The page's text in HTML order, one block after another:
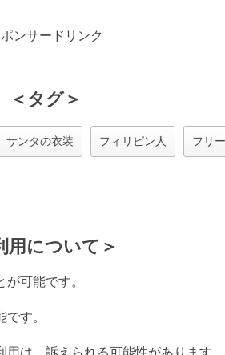
ンサードリンク
＜タグ＞
サンタの衣装 フィリピン人 フリ
用について＞
可能です。
す。